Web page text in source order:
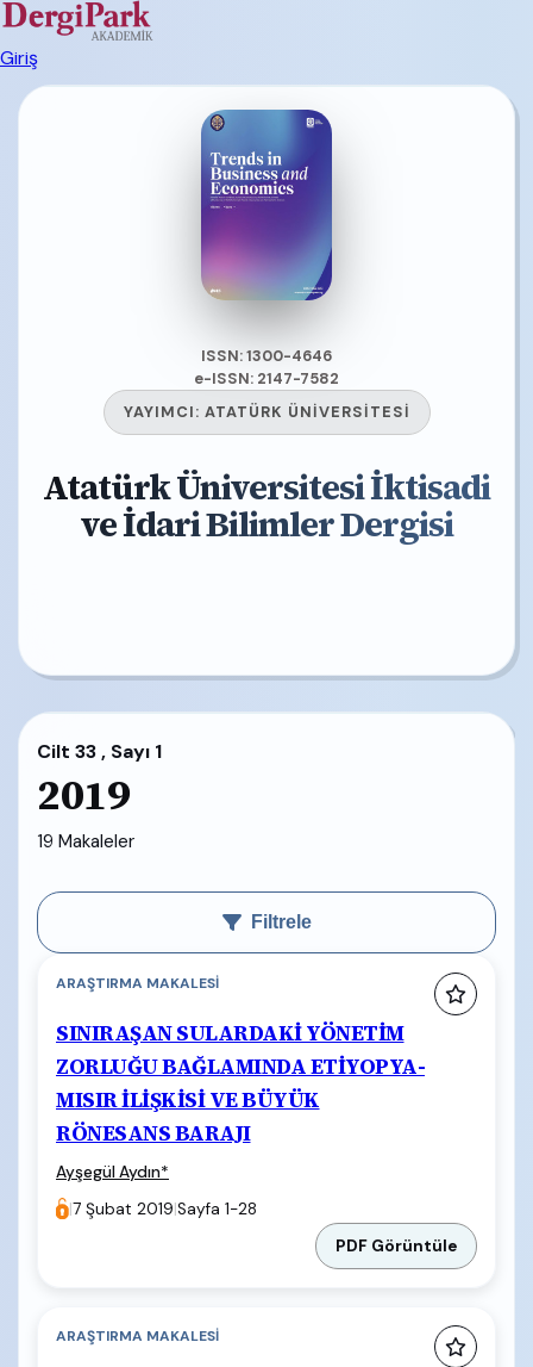
Giriş
ISSN: 1300-4646
e-ISSN: 2147-7582
YAYIMCI: ATATÜRK ÜNİVERSİTESİ
Atatürk Üniversitesi İktisadi
ve İdari Bilimler Dergisi
Cilt 33 , Sayı 1
2019
19 Makaleler
Filtrele
ARAŞTIRMA MAKALESI
SINIRAŞAN SULARDAKİ YÖNETİM
ZORLUĞU BAĞLAMINDA ETİYOPYA-
MISIR İLİŞKİSİ VE BÜYÜK
RÖNESANS BARAJI
Ayşegül Aydın*
|7 Şubat 2019|Sayfa 1-28
PDF Görüntüle
ARAŞTIRMA MAKALESI